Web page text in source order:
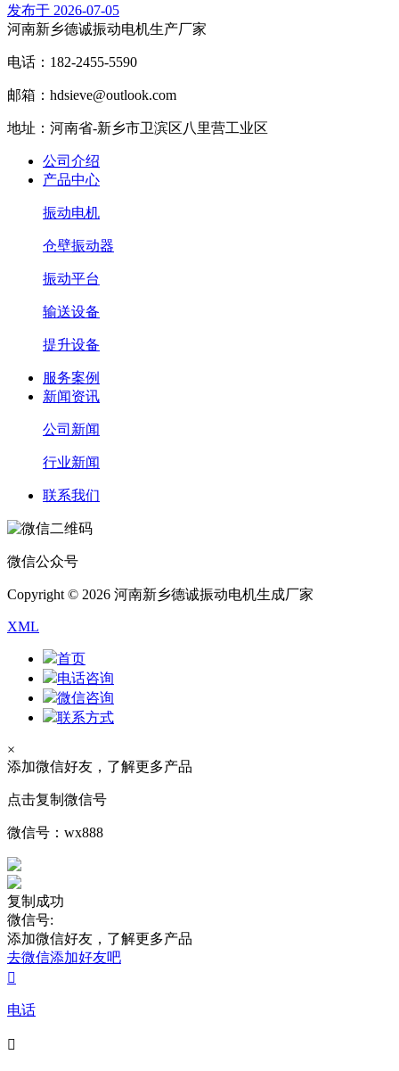
发布于 2026-07-05
河南新乡德诚振动电机生产厂家
电话：182-2455-5590
邮箱：hdsieve@outlook.com
地址：河南省-新乡市卫滨区八里营工业区
公司介绍
产品中心
振动电机
仓壁振动器
振动平台
输送设备
提升设备
服务案例
新闻资讯
公司新闻
行业新闻
联系我们
微信公众号
Copyright © 2026 河南新乡德诚振动电机生成厂家
XML
首页
电话咨询
微信咨询
联系方式
×
添加微信好友，了解更多产品
点击复制微信号
微信号： wx888
复制成功
微信号:
添加微信好友，了解更多产品
去微信添加好友吧

电话
